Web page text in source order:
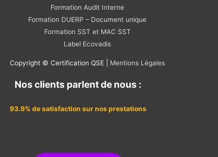
Formation Audit Interne
Formation DUERP – Document unique
Formation SST et MAC SST
Label Ecovadis
Copyright © Certification QSE | Mentions Légales
Nos clients parlent de nous :
93.9% de satisfaction sur nos prestations